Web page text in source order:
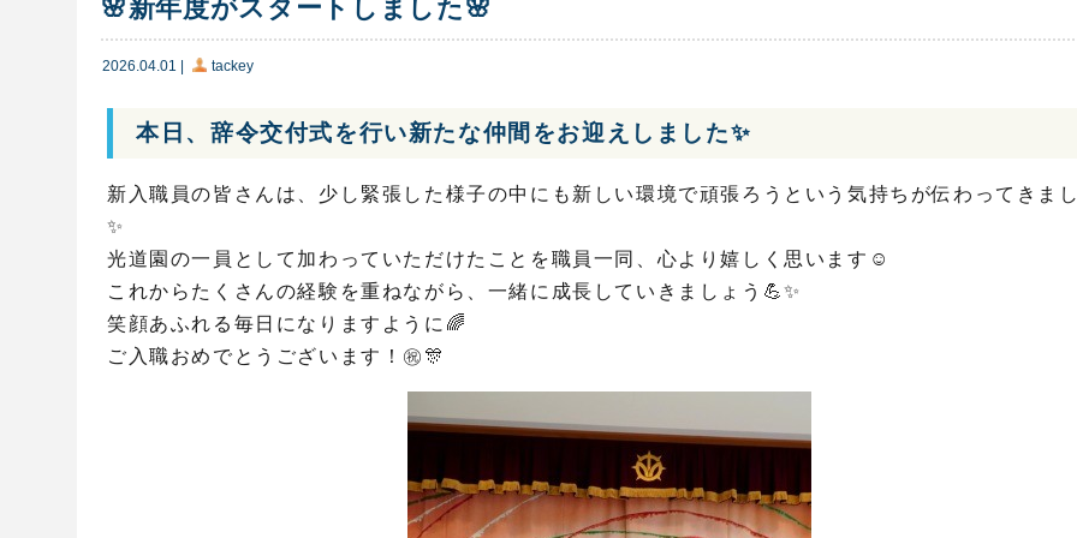
🌸新年度がスタートしました🌸
2026.04.01 | tackey
本日、辞令交付式を行い新たな仲間をお迎えしました✨
新入職員の皆さんは、少し緊張した様子の中にも新しい環境で頑張ろうという気持ちが伝わってきま
✨
光道園の一員として加わっていただけたことを職員一同、心より嬉しく思います☺️
これからたくさんの経験を重ねながら、一緒に成長していきましょう💪✨
笑顔あふれる毎日になりますように🌈
ご入職おめでとうございます！㊗️🎊